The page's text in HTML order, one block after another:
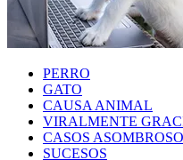
PERRO
GATO
CAUSA ANIMAL
VIRALMENTE
CASOS
SUCESOS